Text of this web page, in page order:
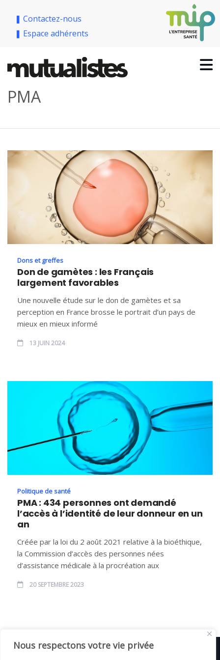
Nous respectons votre vie privée
❚ Contactez-nous
❚ Espace adhérents
PMA
Dons et greffes
Don de gamètes : les Français
largement favorables
Une nouvelle étude sur le don de gamètes et sa
perception en France brosse le portrait d’un pays de
mieux en mieux informé
13 JUIN 2024
Politique de santé
PMA : 434 personnes ont demandé
l’accès à l’identité de leur donneur en un
an
Créée par la loi du 2 août 2021 relative à la bioéthique,
la Commission d’accès des personnes nées
d’assistance médicale à la procréation aux
20 SEPTEMBRE 2023